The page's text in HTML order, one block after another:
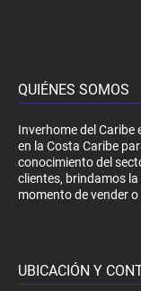
QUIÉNES SOMOS
Inverhome del
en la Costa Caribe
conocimiento del
clientes, brindamos
momento de vender
UBICACIÓN Y